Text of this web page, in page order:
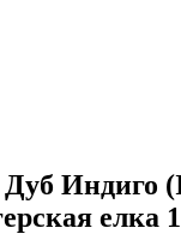
елка